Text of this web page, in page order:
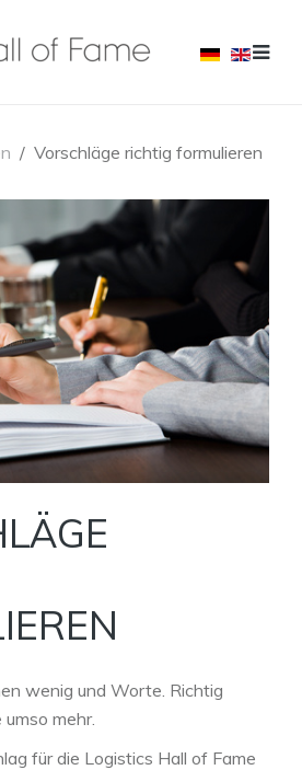
Vorschläge richtig formulieren
wenig und Worte. Richtig
mehr.
für die Logistics Hall of Fame